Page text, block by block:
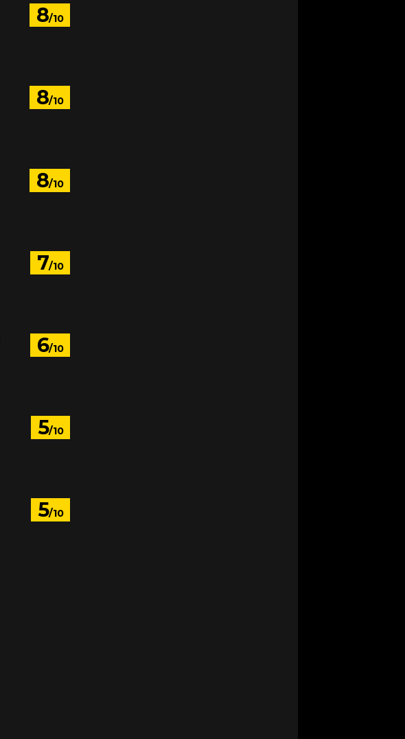
8/10
8/10
8/10
7/10
6/10
5/10
5/10